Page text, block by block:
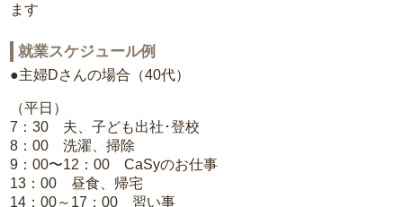
ます
就業スケジュール例
●主婦Dさんの場合（40代）
（平日）
7：30 夫、子ども出社･登校
8：00 洗濯、掃除
9：00〜12：00 CaSyのお仕事
13：00 昼食、帰宅
14：00～17：00 習い事